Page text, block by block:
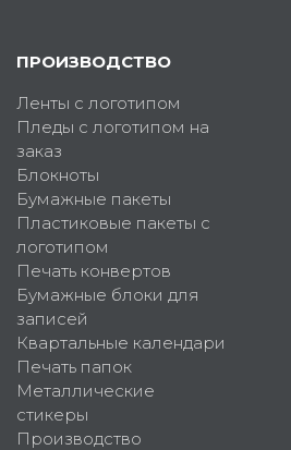
ПРОИЗВОДСТВО
Ленты с логотипом
Пледы с логотипом на
заказ
Блокноты
Бумажные пакеты
Пластиковые пакеты с
логотипом
Печать конвертов
Бумажные блоки для
записей
Квартальные календари
Печать папок
Металлические
стикеры
Производство